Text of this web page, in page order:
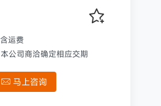

运费
公司商洽确定相应交期
 马上咨询